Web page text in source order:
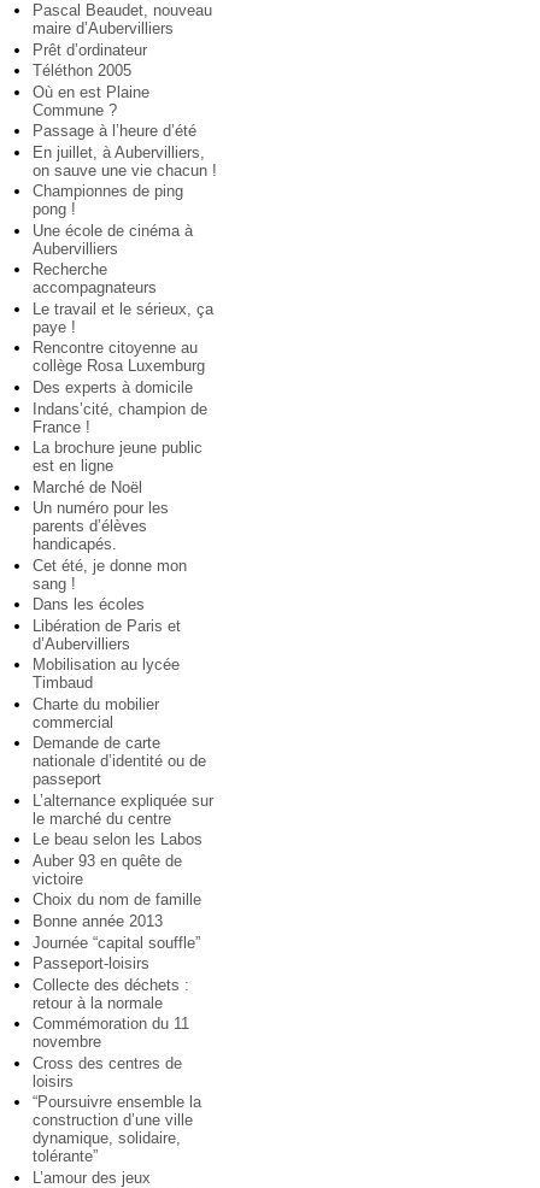
Pascal Beaudet, nouveau
maire d’Aubervilliers
Prêt d’ordinateur
Téléthon 2005
Où en est Plaine
Commune ?
Passage à l’heure d’été
En juillet, à Aubervilliers,
on sauve une vie chacun !
Championnes de ping
pong !
Une école de cinéma à
Aubervilliers
Recherche
accompagnateurs
Le travail et le sérieux, ça
paye !
Rencontre citoyenne au
collège Rosa Luxemburg
Des experts à domicile
Indans’cité, champion de
France !
La brochure jeune public
est en ligne
Marché de Noël
Un numéro pour les
parents d’élèves
handicapés.
Cet été, je donne mon
sang !
Dans les écoles
Libération de Paris et
d’Aubervilliers
Mobilisation au lycée
Timbaud
Charte du mobilier
commercial
Demande de carte
nationale d’identité ou de
passeport
L’alternance expliquée sur
le marché du centre
Le beau selon les Labos
Auber 93 en quête de
victoire
Choix du nom de famille
Bonne année 2013
Journée “capital souffle”
Passeport-loisirs
Collecte des déchets :
retour à la normale
Commémoration du 11
novembre
Cross des centres de
loisirs
“Poursuivre ensemble la
construction d’une ville
dynamique, solidaire,
tolérante”
L’amour des jeux